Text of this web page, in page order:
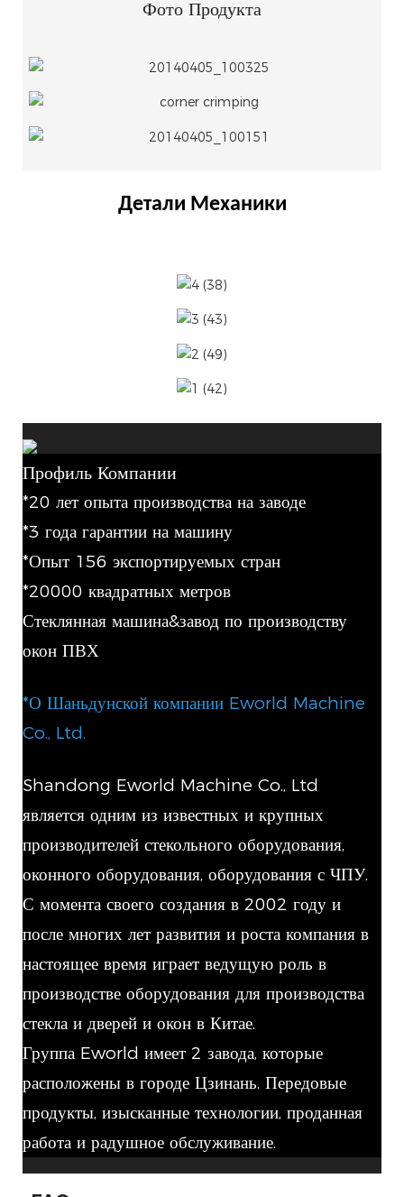
Фото Продукта
Детали Механики
Профиль Компании
*20 лет опыта производства на заводе
*3 года гарантии на машину
*Опыт 156 экспортируемых стран
*20000 квадратных метров
Стеклянная машина&завод по производству
окон ПВХ
*О Шаньдунской компании Eworld Machine
Co., Ltd.
Shandong Eworld Machine Co., Ltd
является одним из известных и крупных
производителей стекольного оборудования,
оконного оборудования, оборудования с ЧПУ.
С момента своего создания в 2002 году и
после многих лет развития и роста компания в
настоящее время играет ведущую роль в
производстве оборудования для производства
стекла и дверей и окон в Китае.
Группа Eworld имеет 2 завода, которые
расположены в городе Цзинань. Передовые
продукты, изысканные технологии, проданная
работа и радушное обслуживание.